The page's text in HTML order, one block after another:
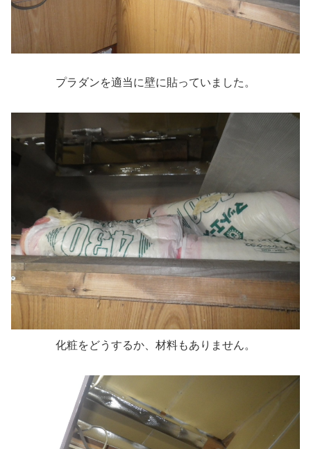
プラダンを適当に壁に貼っていました。
化粧をどうするか、材料もありません。